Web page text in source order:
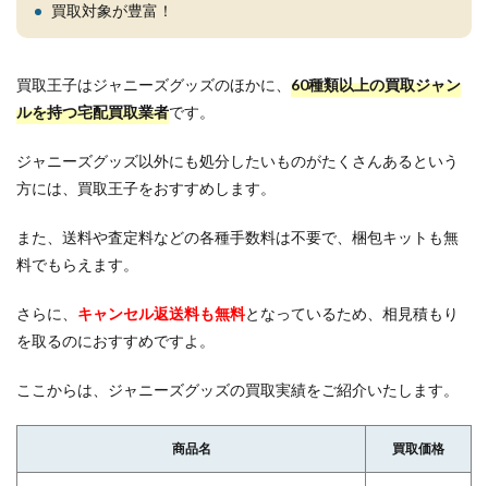
買取対象が豊富！
買取王子はジャニーズグッズのほかに、 60種類以上の買取ジャン
ルを持つ宅配買取業者です。
ジャニーズグッズ以外にも処分したいものがたくさんあるという
方には、買取王子をおすすめします。
また、送料や査定料などの各種手数料は不要で、梱包キットも無
料でもらえます。
さらに、 キャンセル返送料も無料となっているため、相見積もり
を取るのにおすすめですよ。
ここからは、ジャニーズグッズの買取実績をご紹介いたします。
商品名 買取価格